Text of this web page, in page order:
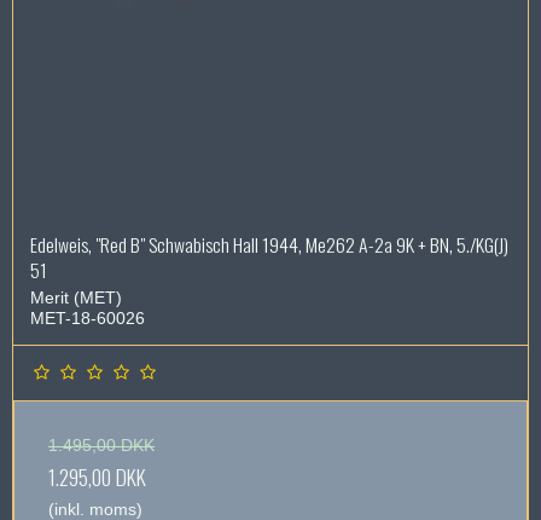
Edelweis, "Red B" Schwabisch Hall 1944, Me262 A-2a 9K + BN, 5./KG(J)
51
Merit (MET)
MET-18-60026
1.495,00 DKK
1.295,00 DKK
(inkl. moms)